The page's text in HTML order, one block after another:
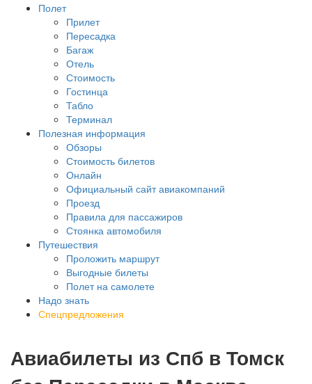
Полет
Прилет
Пересадка
Багаж
Отель
Стоимость
Гостинца
Табло
Терминал
Полезная информация
Обзоры
Стоимость билетов
Онлайн
Официальный сайт авиакомпаний
Проезд
Правила для пассажиров
Стоянка автомобиля
Путешествия
Проложить маршрут
Выгодные билеты
Полет на самолете
Надо знать
Спецпредложения
Авиабилеты из Спб в Томск